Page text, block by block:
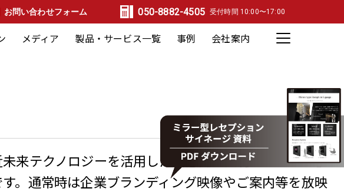
お問い合わせフォーム 050-8882-4505 受付時間 10:00〜17:00
メディア
製品・サービス一覧
事例
会社案内
未来テクノロジーを活用した新感覚「受付サイネージ」
す。通常時は企業ブランディング映像やご案内等を放映